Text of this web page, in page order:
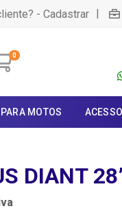
- Cadastrar |
0
MOTOS
DIANT